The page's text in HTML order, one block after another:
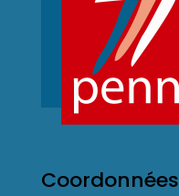
Coordonnées